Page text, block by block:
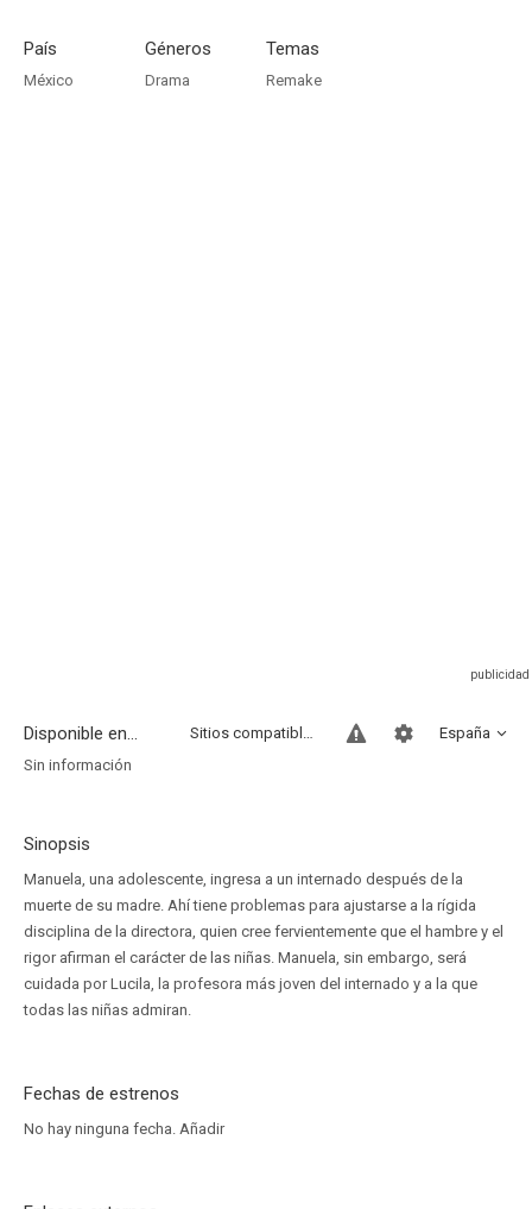
País
México
Géneros
Drama
Temas
Remake
Disponible en... España
Sitios compatibles
Sin información
Sinopsis
Manuela, una adolescente, ingresa a un internado después de la
muerte de su madre. Ahí tiene problemas para ajustarse a la rígida
disciplina de la directora, quien cree fervientemente que el hambre y el
rigor afirman el carácter de las niñas. Manuela, sin embargo, será
cuidada por Lucila, la profesora más joven del internado y a la que
todas las niñas admiran.
Fechas de estrenos
No hay ninguna fecha. Añadir